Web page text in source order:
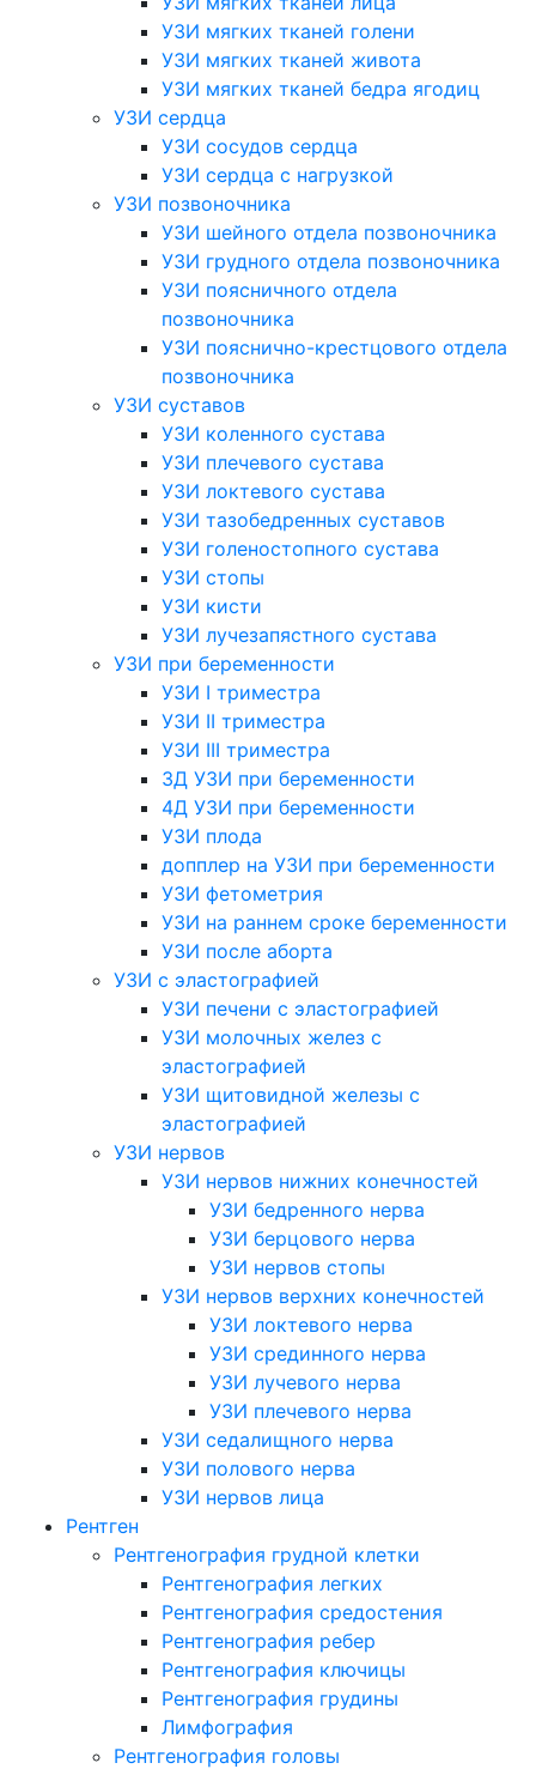
УЗИ мягких тканей голени
УЗИ мягких тканей живота
УЗИ мягких тканей бедра ягодиц
УЗИ сердца
УЗИ сосудов сердца
УЗИ сердца с нагрузкой
УЗИ позвоночника
УЗИ шейного отдела позвоночника
УЗИ грудного отдела позвоночника
УЗИ поясничного отдела
позвоночника
УЗИ пояснично-крестцового отдела
позвоночника
УЗИ суставов
УЗИ коленного сустава
УЗИ плечевого сустава
УЗИ локтевого сустава
УЗИ тазобедренных суставов
УЗИ голеностопного сустава
УЗИ стопы
УЗИ кисти
УЗИ лучезапястного сустава
УЗИ при беременности
УЗИ I триместра
УЗИ II триместра
УЗИ III триместра
3Д УЗИ при беременности
4Д УЗИ при беременности
УЗИ плода
допплер на УЗИ при беременности
УЗИ фетометрия
УЗИ на раннем сроке беременности
УЗИ после аборта
УЗИ с эластографией
УЗИ печени с эластографией
УЗИ молочных желез с
эластографией
УЗИ щитовидной железы с
эластографией
УЗИ нервов
УЗИ нервов нижних конечностей
УЗИ бедренного нерва
УЗИ берцового нерва
УЗИ нервов стопы
УЗИ нервов верхних конечностей
УЗИ локтевого нерва
УЗИ срединного нерва
УЗИ лучевого нерва
УЗИ плечевого нерва
УЗИ седалищного нерва
УЗИ полового нерва
УЗИ нервов лица
Рентген
Рентгенография грудной клетки
Рентгенография легких
Рентгенография средостения
Рентгенография ребер
Рентгенография ключицы
Рентгенография грудины
Лимфография
Рентгенография головы